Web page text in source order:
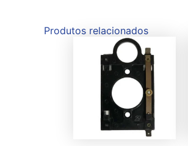
Produtos relacionados